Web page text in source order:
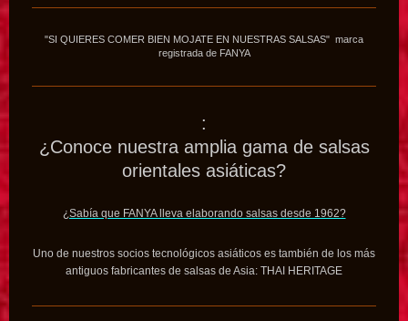
"SI QUIERES COMER BIEN MOJATE EN NUESTRAS SALSAS" marca
registrada de FANYA
:
¿Conoce nuestra amplia gama de salsas
orientales asiáticas?
¿Sabía que FANYA lleva elaborando salsas desde 1962?
Uno de nuestros socios tecnológicos asiáticos es también de los más
antiguos fabricantes de salsas de Asia: THAI HERITAGE